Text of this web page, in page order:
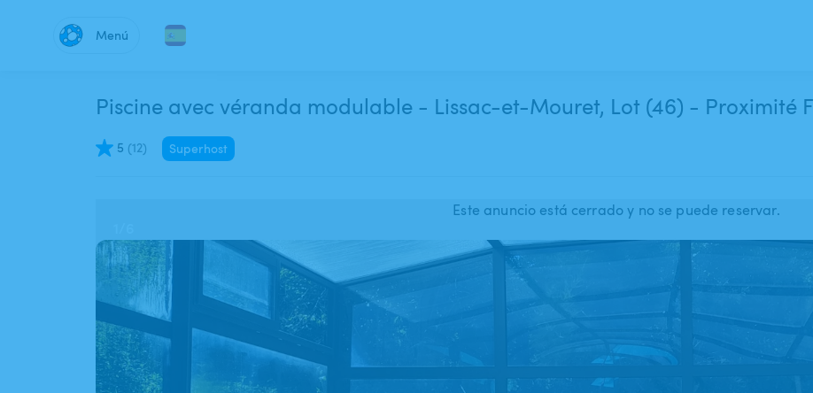
Menú
Piscine avec véranda modulable - Lissac-et-Mouret, Lot (46) - Proximité
5 (12) Superhost
Este anuncio está cerrado y no se puede reservar.